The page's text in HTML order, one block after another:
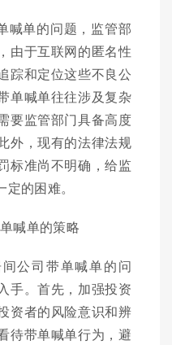
喊单的问题，监管部
由于互联网的匿名性
踪和定位这些不良公
单喊单往往涉及复杂
要监管部门具备高度
外，现有的法律法规
标准尚不明确，给监
的困难。
喊单的策略
公司带单喊单的问
手。首先，加强投资
资者的风险意识和辨
待带单喊单行为，避